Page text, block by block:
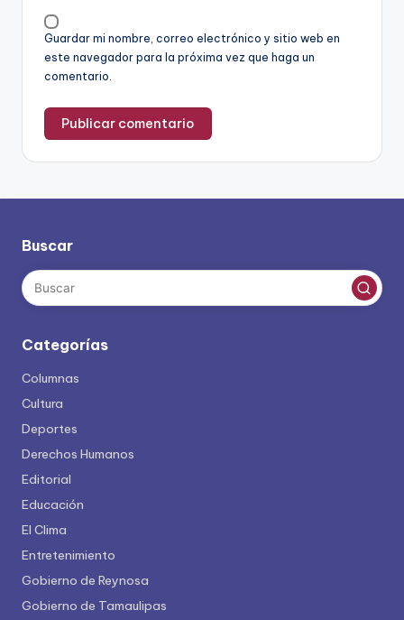
Guardar mi nombre, correo electrónico y sitio web en
este navegador para la próxima vez que haga un
comentario.
Buscar
Categorías
Columnas
Cultura
Deportes
Derechos Humanos
Editorial
Educación
El Clima
Entretenimiento
Gobierno de Reynosa
Gobierno de Tamaulipas